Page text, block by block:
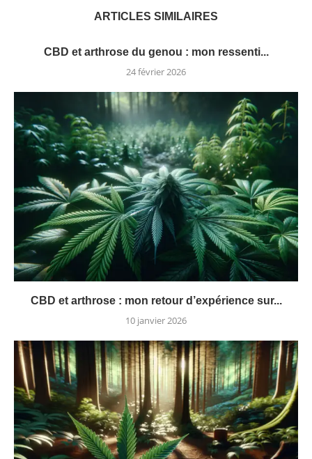
ARTICLES SIMILAIRES
CBD et arthrose du genou : mon ressenti...
24 février 2026
CBD et arthrose : mon retour d’expérience sur...
10 janvier 2026